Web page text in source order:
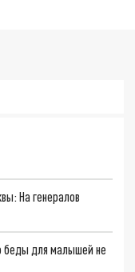
На генералов
беды для малышей не